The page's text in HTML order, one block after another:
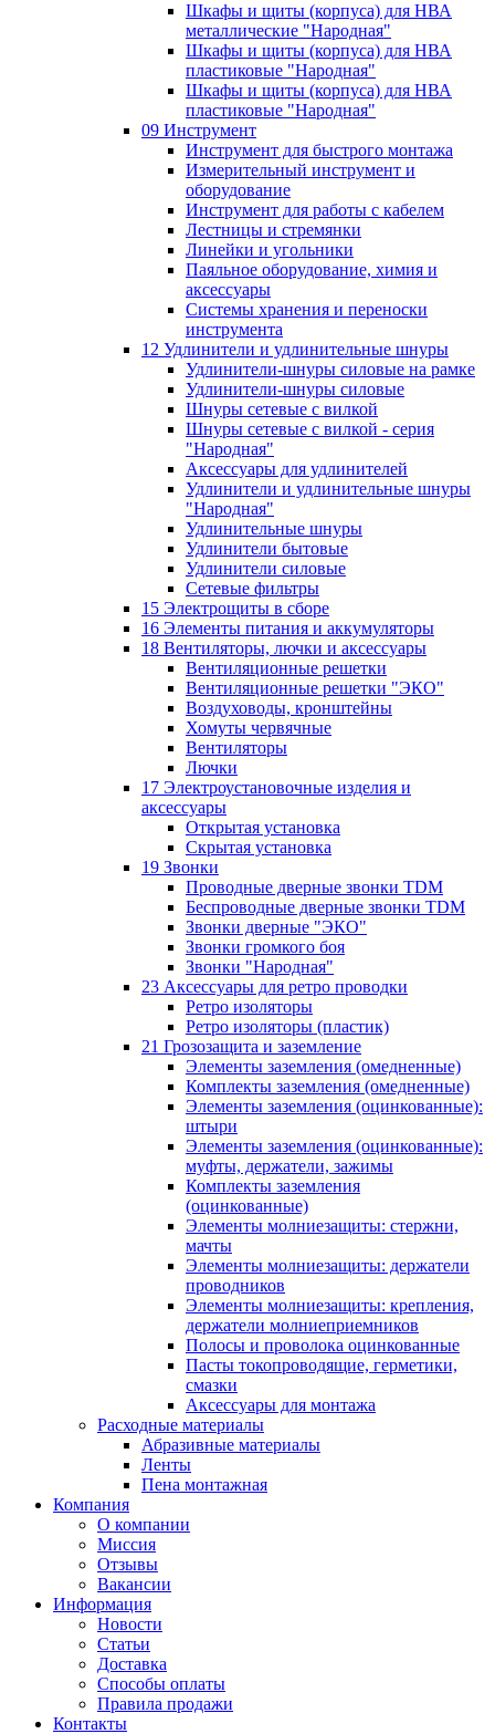
Шкафы и щиты (корпуса) для НВА
металлические "Народная"
Шкафы и щиты (корпуса) для НВА
пластиковые "Народная"
Шкафы и щиты (корпуса) для НВА
пластиковые "Народная"
09 Инструмент
Инструмент для быстрого монтажа
Измерительный инструмент и
оборудование
Инструмент для работы с кабелем
Лестницы и стремянки
Линейки и угольники
Паяльное оборудование, химия и
аксессуары
Системы хранения и переноски
инструмента
12 Удлинители и удлинительные шнуры
Удлинители-шнуры силовые на рамке
Удлинители-шнуры силовые
Шнуры сетевые с вилкой
Шнуры сетевые с вилкой - серия
"Народная"
Аксессуары для удлинителей
Удлинители и удлинительные шнуры
"Народная"
Удлинительные шнуры
Удлинители бытовые
Удлинители силовые
Сетевые фильтры
15 Электрощиты в сборе
16 Элементы питания и аккумуляторы
18 Вентиляторы, лючки и аксессуары
Вентиляционные решетки
Вентиляционные решетки "ЭКО"
Воздуховоды, кронштейны
Хомуты червячные
Вентиляторы
Лючки
17 Электроустановочные изделия и
аксессуары
Открытая установка
Скрытая установка
19 Звонки
Проводные дверные звонки TDM
Беспроводные дверные звонки TDM
Звонки дверные "ЭКО"
Звонки громкого боя
Звонки "Народная"
23 Аксессуары для ретро проводки
Ретро изоляторы
Ретро изоляторы (пластик)
21 Грозозащита и заземление
Элементы заземления (омедненные)
Комплекты заземления (омедненные)
Элементы заземления (оцинкованные):
штыри
Элементы заземления (оцинкованные):
муфты, держатели, зажимы
Комплекты заземления
(оцинкованные)
Элементы молниезащиты: стержни,
мачты
Элементы молниезащиты: держатели
проводников
Элементы молниезащиты: крепления,
держатели молниеприемников
Полосы и проволока оцинкованные
Пасты токопроводящие, герметики,
смазки
Аксессуары для монтажа
Расходные материалы
Абразивные материалы
Ленты
Пена монтажная
Компания
О компании
Миссия
Отзывы
Вакансии
Информация
Новости
Статьи
Доставка
Способы оплаты
Правила продажи
Контакты